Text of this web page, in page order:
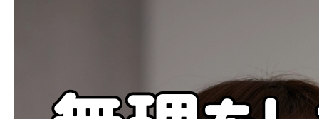
成婚までの流れ